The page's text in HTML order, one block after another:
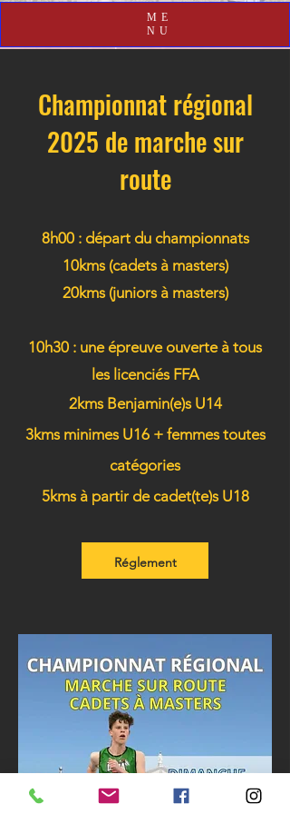
ME
NU
Championnat régional
2025 de marche sur
route
8h00 : départ du championnats
10kms (cadets à masters)
20kms (juniors à masters)
10h30 : une épreuve ouverte à tous
les licenciés FFA
2kms Benjamin(e)s U14
3kms minimes U16 + femmes toutes
catégories
5kms à partir de cadet(te)s U18
Réglement